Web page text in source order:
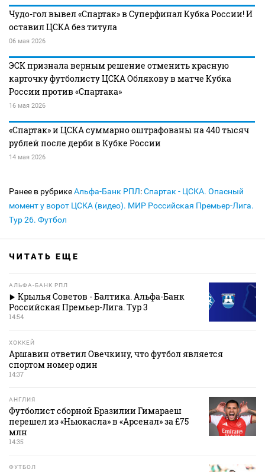
Чудо-гол вывел «Спартак» в Суперфинал Кубка России! И
оставил ЦСКА без титула
06 мая 2026
ЭСК признала верным решение отменить красную
карточку футболисту ЦСКА Облякову в матче Кубка
России против «Спартака»
16 мая 2026
«Спартак» и ЦСКА суммарно оштрафованы на 440 тысяч
рублей после дерби в Кубке России
14 мая 2026
Ранее в рубрикеАльфа-Банк РПЛ:Спартак - ЦСКА. Опасный
момент у ворот ЦСКА (видео). МИР Российская Премьер-Лига.
Тур 26. Футбол
ЧИТАТЬ ЕЩЕ
АЛЬФА-БАНК РПЛ
Крылья Советов - Балтика. Альфа-Банк
Российская Премьер-Лига. Тур 3
14:54
ХОККЕЙ
Аршавин ответил Овечкину, что футбол является
спортом номер один
14:37
АНГЛИЯ
Футболист сборной Бразилии Гимараеш
перешел из «Ньюкасла» в «Арсенал» за £75
млн
14:35
ФУТБОЛ